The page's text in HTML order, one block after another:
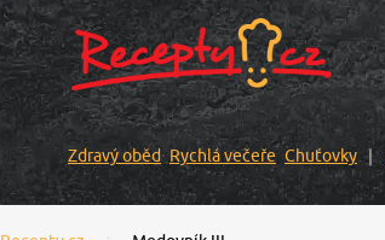
Zdravý oběd Rychlá večeře Chuťovky